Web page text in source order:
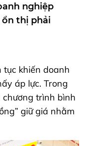
nghiệp
thị phải
khiến doanh
áp lực. Trong
trình bình
giữ giá nhằm